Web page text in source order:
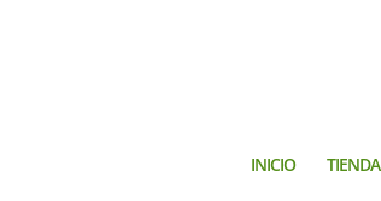
INICIO TIENDA